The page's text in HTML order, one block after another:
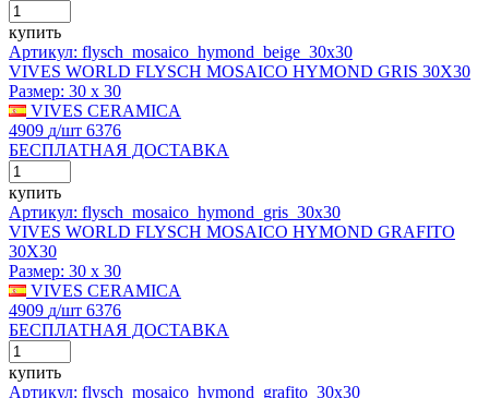
купить
Артикул: flysch_mosaico_hymond_beige_30x30
VIVES WORLD FLYSCH MOSAICO HYMOND GRIS 30X30
Размер: 30 x 30
VIVES CERAMICA
4909 д/шт 6376
БЕСПЛАТНАЯ ДОСТАВКА
купить
Артикул: flysch_mosaico_hymond_gris_30x30
VIVES WORLD FLYSCH MOSAICO HYMOND GRAFITO
30X30
Размер: 30 x 30
VIVES CERAMICA
4909 д/шт 6376
БЕСПЛАТНАЯ ДОСТАВКА
купить
Артикул: flysch_mosaico_hymond_grafito_30x30